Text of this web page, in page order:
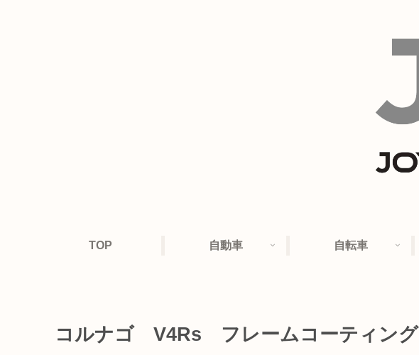
TOP 自動車 自転車
コルナゴ V4Rs フレームコーティング